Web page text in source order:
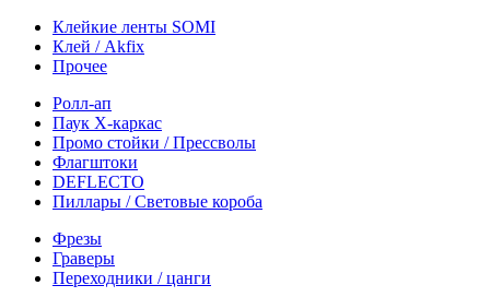
Клейкие ленты SOMI
Клей / Akfix
Прочее
Ролл-ап
Паук X-каркас
Промо стойки / Прессволы
Флагштоки
DEFLECTO
Пиллары / Световые короба
Фрезы
Граверы
Переходники / цанги